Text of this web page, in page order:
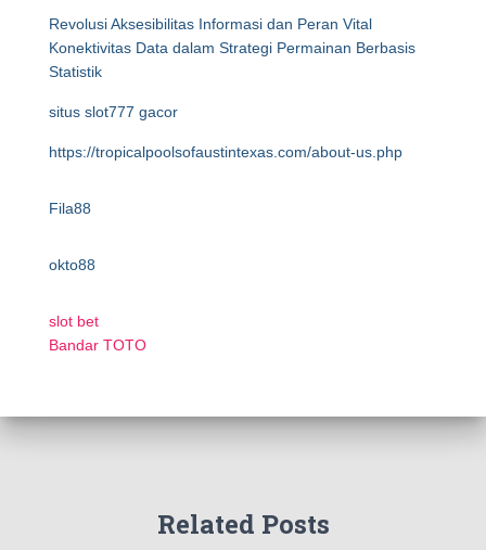
Revolusi Aksesibilitas Informasi dan Peran Vital
Konektivitas Data dalam Strategi Permainan Berbasis
Statistik
situs slot777 gacor
https://tropicalpoolsofaustintexas.com/about-us.php
Fila88
okto88
slot bet
Bandar TOTO
Related Posts